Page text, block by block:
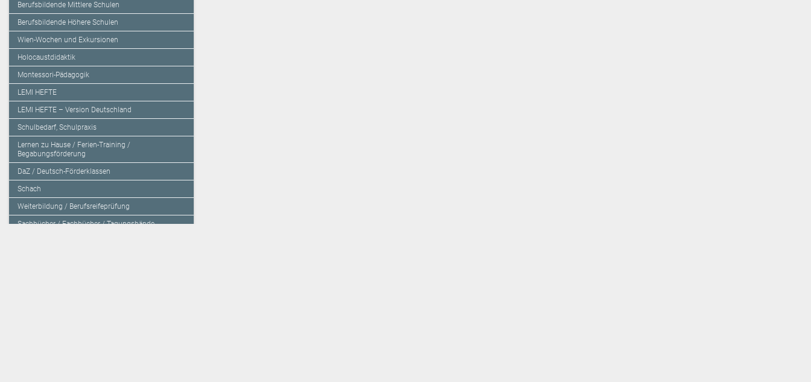
Berufsbildende Mittlere Schulen
Berufsbildende Höhere Schulen
Wien-Wochen und Exkursionen
Holocaustdidaktik
Montessori-Pädagogik
LEMI HEFTE
LEMI HEFTE – Version Deutschland
Schulbedarf, Schulpraxis
Lernen zu Hause / Ferien-Training /
Begabungsförderung
DaZ / Deutsch-Förderklassen
Schach
Weiterbildung / Berufsreifeprüfung
Sachbücher / Fachbücher / Tagungsbände